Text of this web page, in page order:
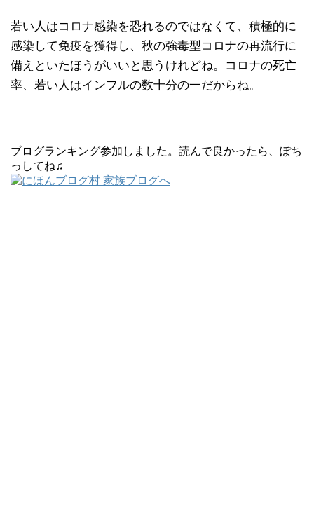
若い人はコロナ感染を恐れるのではなくて、積極的に
感染して免疫を獲得し、秋の強毒型コロナの再流行に
備えといたほうがいいと思うけれどね。コロナの死亡
率、若い人はインフルの数十分の一だからね。
ブログランキング参加しました。読んで良かったら、ぽち
っしてね♫